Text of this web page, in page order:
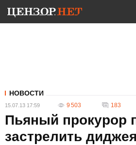
НОВОСТИ
15.07.13 17:59 9 503 183
Пьяный прокурор
застрелить